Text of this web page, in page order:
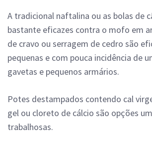
A tradicional naftalina ou as bolas de
bastante eficazes contra o mofo em
de cravo ou serragem de cedro são
pequenas e com pouca incidência de
gavetas e pequenos armários.
Potes destampados contendo cal
gel ou cloreto de cálcio são opções
trabalhosas.